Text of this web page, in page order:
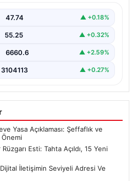
atarak resmi olarak transfer
47.74 ▲ +0.18%
55.25 ▲ +0.32%
6660.6 ▲ +2.59%
3104113 ▲ +0.27%
Yasa Açıklaması: Şeffaflık ve
Önemi
Esti: Tahta Açıldı, 15 Yeni
İletişimin Seviyeli Adresi Ve